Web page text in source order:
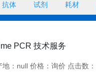
抗体 试剂 耗材
PCR 技术服务
地：null 价格：询价 点击数